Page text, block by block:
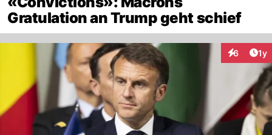
Gratulation an Trump geht schief
6 1y